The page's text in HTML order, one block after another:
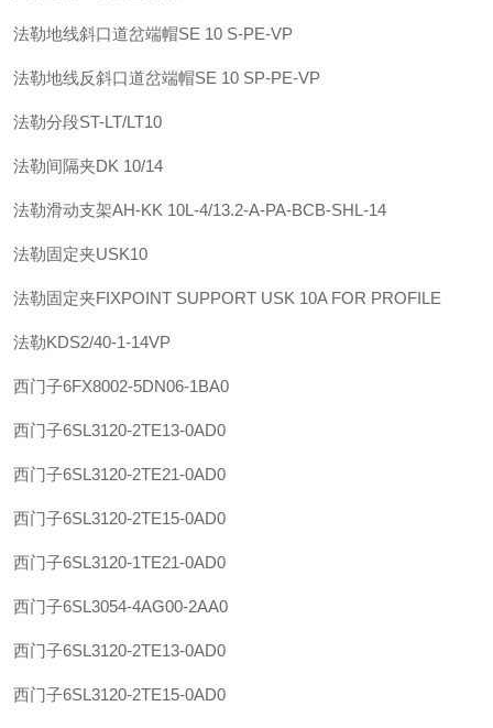
法勒地线斜口道岔端帽SE 10 S-PE-VP
法勒地线反斜口道岔端帽SE 10 SP-PE-VP
法勒分段ST-LT/LT10
法勒间隔夹DK 10/14
法勒滑动支架AH-KK 10L-4/13.2-A-PA-BCB-SHL-14
法勒固定夹USK10
法勒固定夹FIXPOINT SUPPORT USK 10A FOR PROFILE
法勒KDS2/40-1-14VP
西门子6FX8002-5DN06-1BA0
西门子6SL3120-2TE13-0AD0
西门子6SL3120-2TE21-0AD0
西门子6SL3120-2TE15-0AD0
西门子6SL3120-1TE21-0AD0
西门子6SL3054-4AG00-2AA0
西门子6SL3120-2TE13-0AD0
西门子6SL3120-2TE15-0AD0